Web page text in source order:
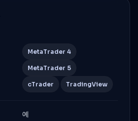
MetaTrader 4
MetaTrader 5
cTrader TradingView
예